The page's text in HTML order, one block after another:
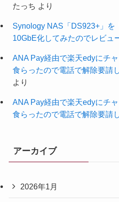
たっち より
Synology NAS「DS923+」を
10GbE化してみたのでレビュ
ANA Pay経由で楽天edyにチ
食らったので電話で解除要請
より
ANA Pay経由で楽天edyにチ
食らったので電話で解除要請
アーカイブ
2026年1月